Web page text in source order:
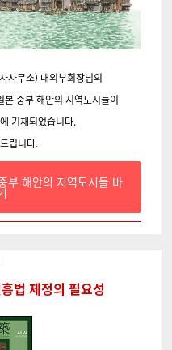
사무소) 대외부회장님의
중부 해안의 지역도시들이
기재되었습니다.
립니다.
부 해안의 지역도시들 바
법 제정의 필요성